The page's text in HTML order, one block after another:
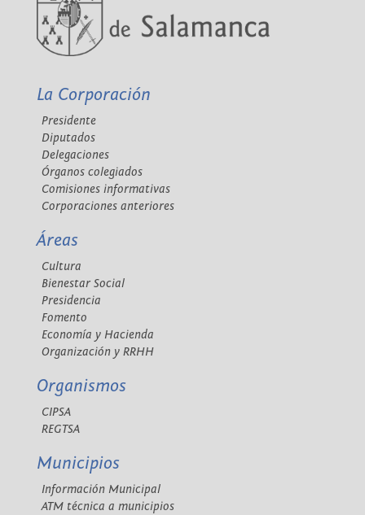
La Corporación
Presidente
Diputados
Delegaciones
Órganos colegiados
Comisiones informativas
Corporaciones anteriores
Áreas
Cultura
Bienestar Social
Presidencia
Fomento
Economía y Hacienda
Organización y RRHH
Organismos
CIPSA
REGTSA
Municipios
Información Municipal
ATM técnica a municipios